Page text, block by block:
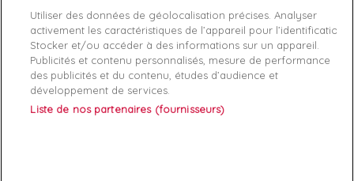
Délavé : ne pas utiliser d'agent blanchissant
Sec : ne pas sécher en machine
Nettoyage à sec : ne pas nettoyer à sec
Fer : repassage - doux
Nettoyage : lavage en machine à froid (30 °)
Utiliser des données de géolocalisation précises. Analyser
activement les caractéristiques de l’appareil pour l’identification.
Stocker et/ou accéder à des informations sur un appareil.
Publicités et contenu personnalisés, mesure de performance
des publicités et du contenu, études d’audience et
développement de services.
Liste de nos partenaires (fournisseurs)